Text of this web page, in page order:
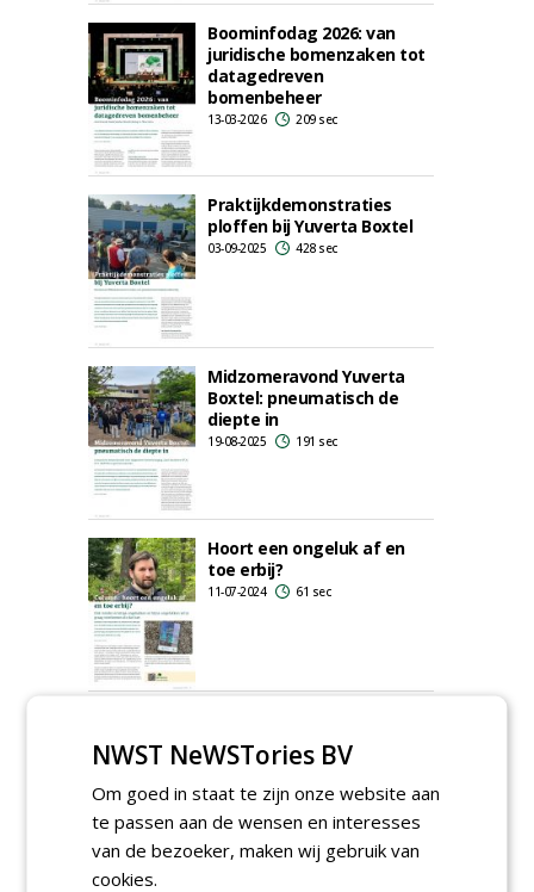
Boominfodag 2026: van
juridische bomenzaken tot
datagedreven
bomenbeheer
13-03-2026 209 sec
Praktijkdemonstraties
ploffen bij Yuverta Boxtel
03-09-2025 428 sec
Midzomeravond Yuverta
Boxtel: pneumatisch de
diepte in
19-08-2025 191 sec
Hoort een ongeluk af en
toe erbij?
11-07-2024 61 sec
28-04-2020 182 sec
NWST NeWSTories BV
Om goed in staat te zijn onze website aan
te passen aan de wensen en interesses
van de bezoeker, maken wij gebruik van
cookies.